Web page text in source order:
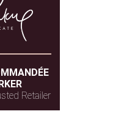
Retailer